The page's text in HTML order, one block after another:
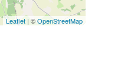
Leaflet | ©OpenStreetMap